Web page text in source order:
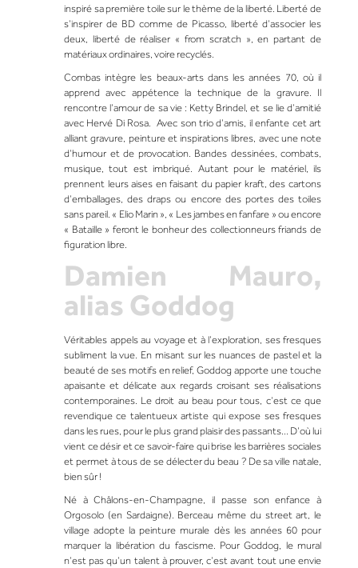
inspiré sa première toile sur le thème de la liberté. Liberté de
s’inspirer de BD comme de Picasso, liberté d’associer les
deux, liberté de réaliser « from scratch », en partant de
matériaux ordinaires, voire recyclés.
Combas intègre les beaux-arts dans les années 70, où il
apprend avec appétence la technique de la gravure. Il
rencontre l’amour de sa vie : Ketty Brindel, et se lie d’amitié
avec Hervé Di Rosa . Avec son trio d’amis, il enfante cet art
alliant gravure, peinture et inspirations libres, avec une note
d’humour et de provocation. Bandes dessinées, combats,
musique, tout est imbriqué. Autant pour le matériel, ils
prennent leurs aises en faisant du papier kraft, des cartons
d’emballages, des draps ou encore des portes des toiles
sans pareil. « Elio Marin», « Les jambes en fanfare » ou encore
« Bataille» feront le bonheur des collectionneurs friands de
figuration libre.
Damien Mauro,
alias Goddog
Véritables appels au voyage et à l’exploration, ses fresques
subliment la vue. En misant sur les nuances de pastel et la
beauté de ses motifs en relief,Goddogapporte une touche
apaisante et délicate aux regards croisant ses réalisations
contemporaines. Le droit au beau pour tous, c’est ce que
revendique ce talentueux artiste qui expose ses fresques
dans les rues, pour le plus grand plaisir des passants… D’où lui
vient ce désir et ce savoir-faire qui brise les barrières sociales
et permet à tous de se délecter du beau ? De sa ville natale,
bien sûr !
Né à Châlons-en-Champagne, il passe son enfance à
Orgosolo (en Sardaigne). Berceau même du street art, le
village adopte la peinture murale dès les années 60 pour
marquer la libération du fascisme. Pour Goddog, le mural
n’est pas qu’un talent à prouver, c’est avant tout une envie